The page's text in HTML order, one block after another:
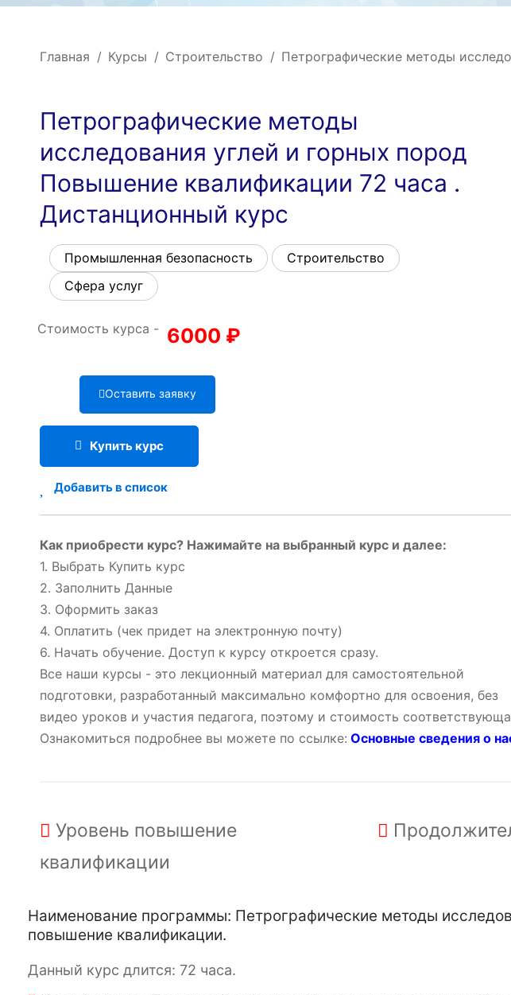
Главная Курсы Строительство Петрографические методы
Петрографические методы
исследования углей и горных пород
Повышение квалификации 72 часа .
Дистанционный курс
Промышленная безопасность
Строительство
Сфера услуг
Стоимость курса - 6000 ₽
Оставить заявку
Купить курс
Добавить в список
Как приобрести курс? Нажимайте на выбранный курс и далее:
1. Выбрать Купить курс
2. Заполнить Данные
3. Оформить заказ
4. Оплатить (чек придет на электронную почту)
6. Начать обучение. Доступ к курсу откроется сразу.
Все наши курсы - это лекционный материал для самостоятельной
подготовки, разработанный максимально комфортно для освоения, без
видео уроков и участия педагога, поэтому и стоимость
Ознакомиться подробнее вы можете по ссылке: Основные сведения о
Уровень повышение
квалификации
Наименование программы: Петрографические методы
повышение квалификации.
Данный курс длится: 72 часа.